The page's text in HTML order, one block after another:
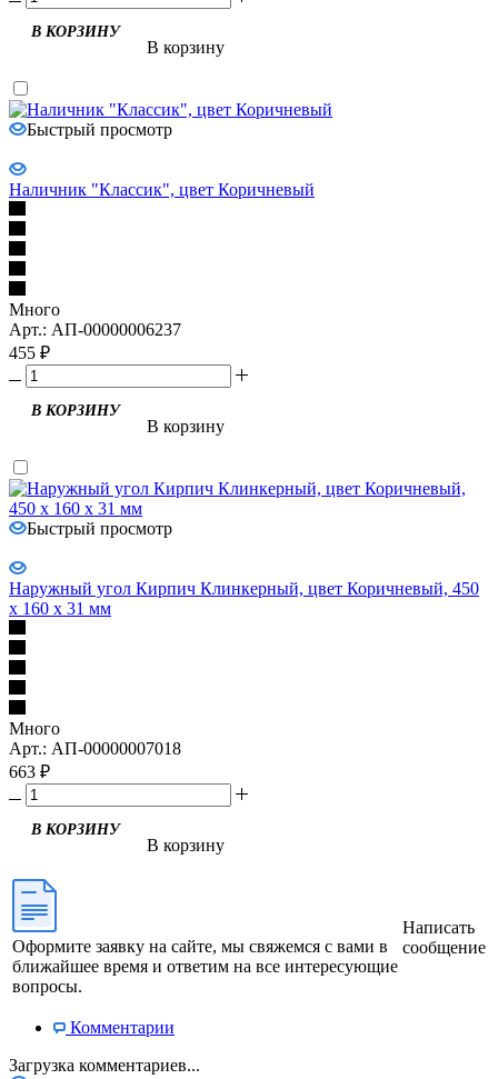
В КОРЗИНУ
В корзину
Быстрый просмотр
Наличник "Классик", цвет Коричневый
Много
Арт.: АП-00000006237
455 ₽
В КОРЗИНУ
В корзину
Быстрый просмотр
Наружный угол Кирпич Клинкерный, цвет Коричневый, 450
x 160 x 31 мм
Много
Арт.: АП-00000007018
663 ₽
В КОРЗИНУ
В корзину
Оформите заявку на сайте, мы свяжемся с вами в
ближайшее время и ответим на все интересующие
вопросы.
Написать
сообщение
Комментарии
Загрузка комментариев...